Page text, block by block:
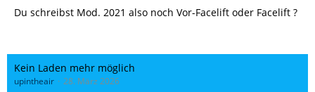
Du schreibst Mod. 2021 also noch Vor-Facelift oder Facelift ?
Kein Laden mehr möglich
upintheair 28. März 2026